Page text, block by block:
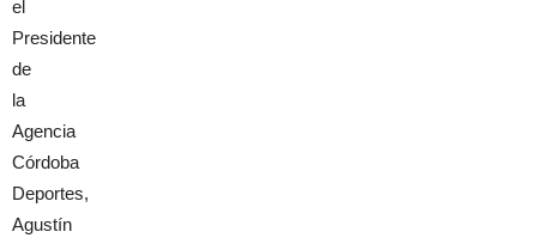
el
Presidente
de
la
Agencia
Córdoba
Deportes,
Agustín